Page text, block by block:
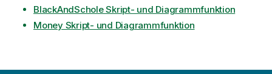
BlackAndSchole Skript- und Diagrammfunktion
Money Skript- und Diagrammfunktion